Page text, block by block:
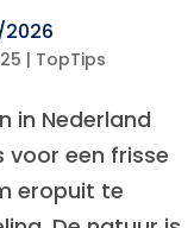
| TopTips
in Nederland
een frisse
eropuit te